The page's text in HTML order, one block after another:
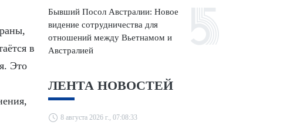
в
Это
Бывший Посол Австралии: Новое
видение сотрудничества для
отношений между Вьетнамом и
Австралией
ЛЕНТА НОВОСТЕЙ
8 августа 2026 г., 07:08:33